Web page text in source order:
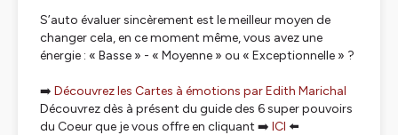
S’auto évaluer sincèrement est le meilleur moyen de
changer cela, en ce moment même, vous avez une
énergie : « Basse » - « Moyenne » ou « Exceptionnelle » ?
➡️ Découvrez les Cartes à émotions par Edith Marichal
Découvrez dès à présent du guide des 6 super pouvoirs
du Coeur que je vous offre en cliquant ➡️ ICI ⬅️